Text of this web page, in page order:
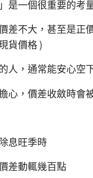
」是一個很重要的考
差不大，甚至是正
貨價格 )
人，通常能安心空
心，價差收斂時會
息旺季時
差動輒幾百點